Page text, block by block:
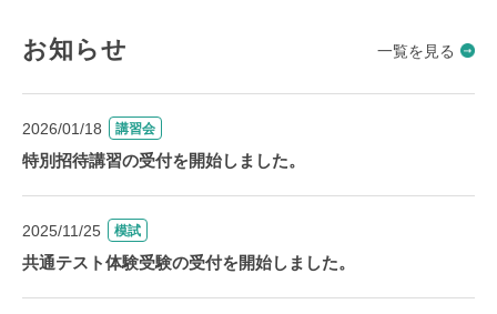
お知らせ 一覧を見る
2026/01/18 講習会
特別招待講習の受付を開始しました。
2025/11/25 模試
共通テスト体験受験の受付を開始しました。